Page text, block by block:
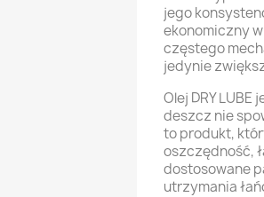
jego
ekonomiczny
częstego
jedynie
Olej DRY
deszcz nie
to produkt,
oszczędność,
dostosowane
utrzymania